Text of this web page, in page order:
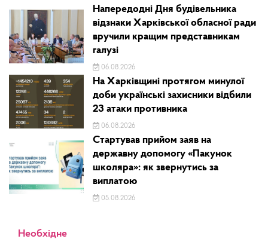
Напередодні Дня будівельника
відзнаки Харківської обласної ради
вручили кращим представникам
галузі
06.08.2026
На Харківщині протягом минулої
доби українські захисники відбили
23 атаки противника
06.08.2026
Стартував прийом заяв на
державну допомогу «Пакунок
школяра»: як звернутись за
виплатою
05.08.2026
Необхідне